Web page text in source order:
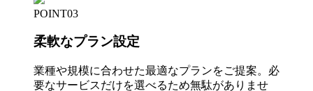
POINT03
柔軟なプラン設定
業種や規模に合わせた最適なプランをご提案。必
要なサービスだけを選べるため無駄がありませ